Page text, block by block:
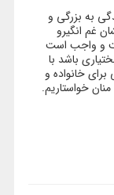
به بزرگی و
غم انگیرو
و واجب است
باشد با
خانواده و
خواستاریم.